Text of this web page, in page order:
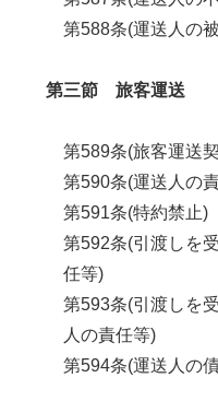
第588条(運送人の
第三節 旅客運送
第589条(旅客運送
第590条(運送人の
第591条(特約禁止)
第592条(引渡しを
任等)
第593条(引渡しを
人の責任等)
第594条(運送人の